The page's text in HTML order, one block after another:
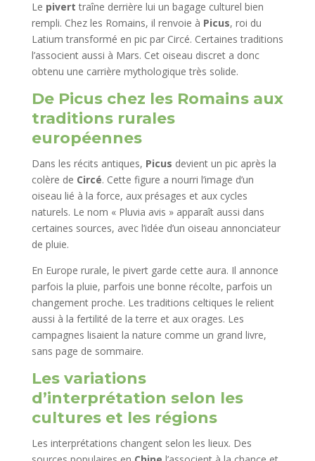
Le pivert traîne derrière lui un bagage culturel bien
rempli. Chez les Romains, il renvoie à Picus, roi du
Latium transformé en pic par Circé. Certaines traditions
l’associent aussi à Mars. Cet oiseau discret a donc
obtenu une carrière mythologique très solide.
De Picus chez les Romains aux
traditions rurales
européennes
Dans les récits antiques, Picus devient un pic après la
colère de Circé. Cette figure a nourri l’image d’un
oiseau lié à la force, aux présages et aux cycles
naturels. Le nom « Pluvia avis » apparaît aussi dans
certaines sources, avec l’idée d’un oiseau annonciateur
de pluie.
En Europe rurale, le pivert garde cette aura. Il annonce
parfois la pluie, parfois une bonne récolte, parfois un
changement proche. Les traditions celtiques le relient
aussi à la fertilité de la terre et aux orages. Les
campagnes lisaient la nature comme un grand livre,
sans page de sommaire.
Les variations
d’interprétation selon les
cultures et les régions
Les interprétations changent selon les lieux. Des